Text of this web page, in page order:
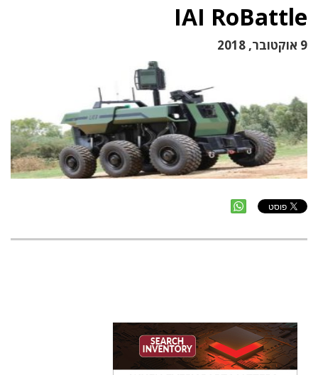
IAI RoBattle
9 אוקטובר, 2018